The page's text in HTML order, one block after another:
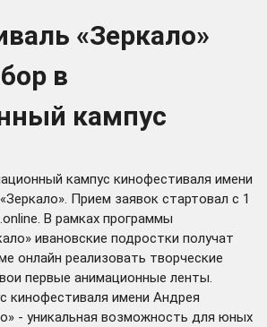
«Зеркало»
в
кампус
кампус кинофестиваля имени
Прием заявок стартовал с 1
. В рамках программы
ивановские подростки получат
онлайн реализовать творческие
первые анимационные ленты.
кинофестиваля имени Андрея
- уникальная возможность для юных